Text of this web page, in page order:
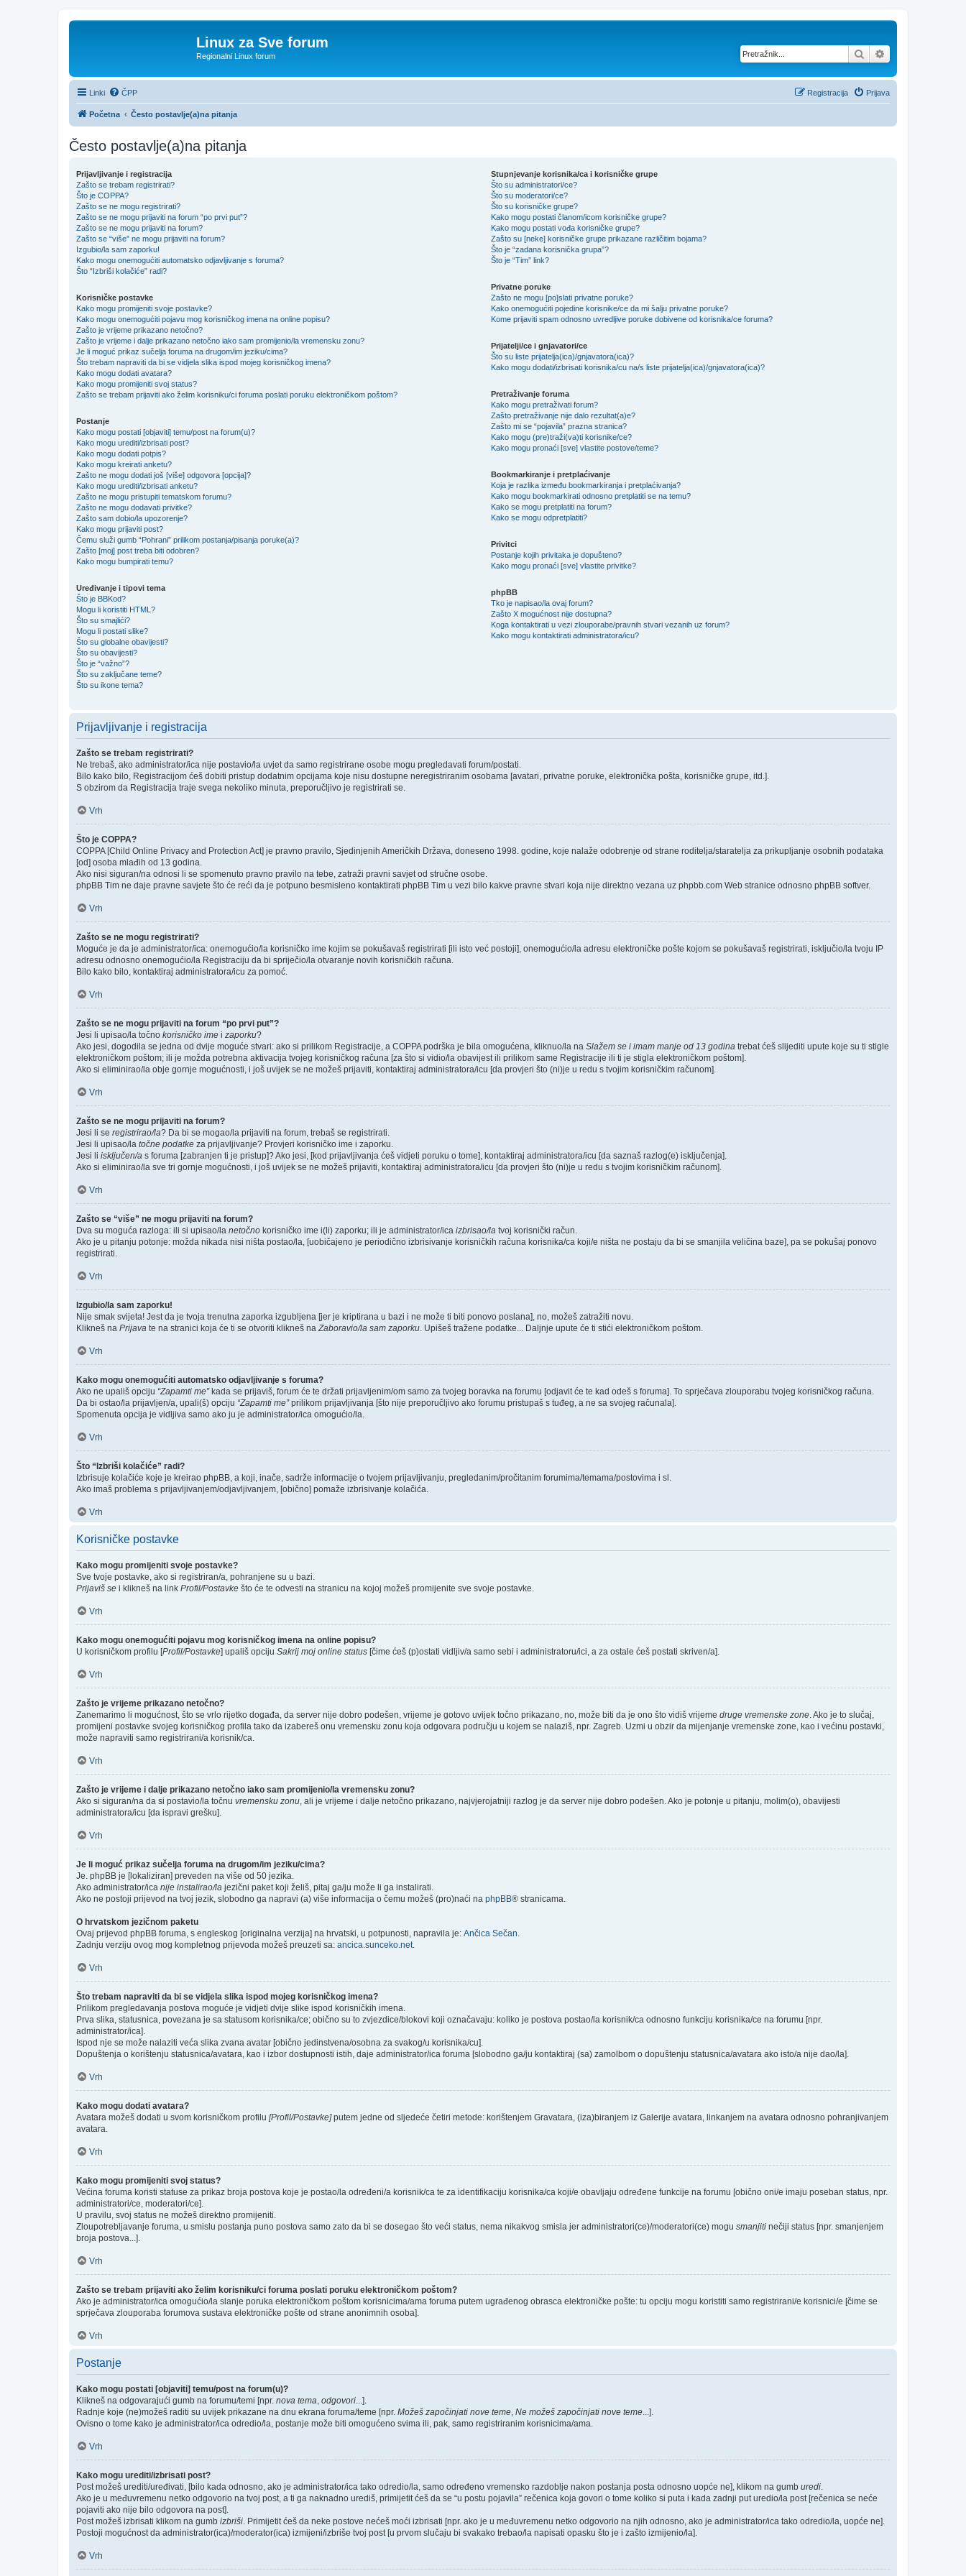
Linux za Sve forum
Regionalni Linux forum Pretražnik
Linki ČPP Prijava
Registracija
Početna Često postavlje(a)na pitanja
Često postavlje(a)na pitanja
Prijavljivanje i registracija
Zašto se trebam registrirati?
Što je COPPA?
Zašto se ne mogu registrirati?
Zašto se ne mogu prijaviti na forum “po prvi put”?
Zašto se ne mogu prijaviti na forum?
Zašto se “više” ne mogu prijaviti na forum?
Izgubio/la sam zaporku!
Kako mogu onemogućiti automatsko odjavljivanje s foruma?
Što “Izbriši kolačiće” radi?
Korisničke postavke
Kako mogu promijeniti svoje postavke?
Kako mogu onemogućiti pojavu mog korisničkog imena na online popisu?
Zašto je vrijeme prikazano netočno?
Zašto je vrijeme i dalje prikazano netočno iako sam promijenio/la vremensku zonu?
Je li moguć prikaz sučelja foruma na drugom/im jeziku/cima?
Što trebam napraviti da bi se vidjela slika ispod mojeg korisničkog imena?
Kako mogu dodati avatara?
Kako mogu promijeniti svoj status?
Zašto se trebam prijaviti ako želim korisniku/ci foruma poslati poruku elektroničkom poštom?
Postanje
Kako mogu postati [objaviti] temu/post na forum(u)?
Kako mogu urediti/izbrisati post?
Kako mogu dodati potpis?
Kako mogu kreirati anketu?
Zašto ne mogu dodati još [više] odgovora [opcija]?
Kako mogu urediti/izbrisati anketu?
Zašto ne mogu pristupiti tematskom forumu?
Zašto ne mogu dodavati privitke?
Zašto sam dobio/la upozorenje?
Kako mogu prijaviti post?
Čemu služi gumb “Pohrani” prilikom postanja/pisanja poruke(a)?
Zašto [moj] post treba biti odobren?
Kako mogu bumpirati temu?
Uređivanje i tipovi tema
Što je BBKod?
Mogu li koristiti HTML?
Što su smajlići?
Mogu li postati slike?
Što su globalne obavijesti?
Što su obavijesti?
Što je “važno”?
Što su zaključane teme?
Što su ikone tema?
Stupnjevanje korisnika/ca i korisničke grupe
Što su administratori/ce?
Što su moderatori/ce?
Što su korisničke grupe?
Kako mogu postati članom/icom korisničke grupe?
Kako mogu postati vođa korisničke grupe?
Zašto su [neke] korisničke grupe prikazane različitim bojama?
Što je “zadana korisnička grupa”?
Što je “Tim” link?
Privatne poruke
Zašto ne mogu [po]slati privatne poruke?
Kako onemogućiti pojedine korisnike/ce da mi šalju privatne poruke?
Kome prijaviti spam odnosno uvredljive poruke dobivene od korisnika/ce foruma?
Prijatelji/ce i gnjavatori/ce
Što su liste prijatelja(ica)/gnjavatora(ica)?
Kako mogu dodati/izbrisati korisnika/cu na/s liste prijatelja(ica)/gnjavatora(ica)?
Pretraživanje foruma
Kako mogu pretraživati forum?
Zašto pretraživanje nije dalo rezultat(a)e?
Zašto mi se “pojavila” prazna stranica?
Kako mogu (pre)traži(va)ti korisnike/ce?
Kako mogu pronaći [sve] vlastite postove/teme?
Bookmarkiranje i pretplaćivanje
Koja je razlika između bookmarkiranja i pretplaćivanja?
Kako mogu bookmarkirati odnosno pretplatiti se na temu?
Kako se mogu pretplatiti na forum?
Kako se mogu odpretplatiti?
Privitci
Postanje kojih privitaka je dopušteno?
Kako mogu pronaći [sve] vlastite privitke?
phpBB
Tko je napisao/la ovaj forum?
Zašto X mogućnost nije dostupna?
Koga kontaktirati u vezi zlouporabe/pravnih stvari vezanih uz forum?
Kako mogu kontaktirati administratora/icu?
Prijavljivanje i registracija
Zašto se trebam registrirati?
Ne trebaš, ako administrator/ica nije postavio/la uvjet da samo registrirane osobe mogu pregledavati forum/postati.
Bilo kako bilo, Registracijom ćeš dobiti pristup dodatnim opcijama koje nisu dostupne neregistriranim osobama [avatari, privatne poruke, elektronička pošta, korisničke grupe, itd.].
S obzirom da Registracija traje svega nekoliko minuta, preporučljivo je registrirati se.
Vrh
Što je COPPA?
COPPA [Child Online Privacy and Protection Act] je pravno pravilo, Sjedinjenih Američkih Država, doneseno 1998. godine, koje nalaže odobrenje od strane roditelja/staratelja za prikupljanje osobnih podataka
[od] osoba mlađih od 13 godina.
Ako nisi siguran/na odnosi li se spomenuto pravno pravilo na tebe, zatraži pravni savjet od stručne osobe.
phpBB Tim ne daje pravne savjete što će reći da je potpuno besmisleno kontaktirati phpBB Tim u vezi bilo kakve pravne stvari koja nije direktno vezana uz phpbb.com Web stranice odnosno phpBB softver.
Vrh
Zašto se ne mogu registrirati?
Moguće je da je administrator/ica: onemogućio/la korisničko ime kojim se pokušavaš registrirati [ili isto već postoji], onemogućio/la adresu elektroničke pošte kojom se pokušavaš registrirati, isključio/la tvoju IP
adresu odnosno onemogućio/la Registraciju da bi spriječio/la otvaranje novih korisničkih računa.
Bilo kako bilo, kontaktiraj administratora/icu za pomoć.
Vrh
Zašto se ne mogu prijaviti na forum “po prvi put”?
Jesi li upisao/la točno korisničko ime i zaporku?
Ako jesi, dogodila se jedna od dvije moguće stvari: ako si prilikom Registracije, a COPPA podrška je bila omogućena, kliknuo/la na Slažem se i imam manje od 13 godina trebat ćeš slijediti upute koje su ti stigle
elektroničkom poštom; ili je možda potrebna aktivacija tvojeg korisničkog računa [za što si vidio/la obavijest ili prilikom same Registracije ili ti je stigla elektroničkom poštom].
Ako si eliminirao/la obje gornje mogućnosti, i još uvijek se ne možeš prijaviti, kontaktiraj administratora/icu [da provjeri što (ni)je u redu s tvojim korisničkim računom].
Vrh
Zašto se ne mogu prijaviti na forum?
Jesi li se registrirao/la? Da bi se mogao/la prijaviti na forum, trebaš se registrirati.
Jesi li upisao/la točne podatke za prijavljivanje? Provjeri korisničko ime i zaporku.
Jesi li isključen/a s foruma [zabranjen ti je pristup]? Ako jesi, [kod prijavljivanja ćeš vidjeti poruku o tome], kontaktiraj administratora/icu [da saznaš razlog(e) isključenja].
Ako si eliminirao/la sve tri gornje mogućnosti, i još uvijek se ne možeš prijaviti, kontaktiraj administratora/icu [da provjeri što (ni)je u redu s tvojim korisničkim računom].
Vrh
Zašto se “više” ne mogu prijaviti na forum?
Dva su moguća razloga: ili si upisao/la netočno korisničko ime i(li) zaporku; ili je administrator/ica izbrisao/la tvoj korisnički račun.
Ako je u pitanju potonje: možda nikada nisi ništa postao/la, [uobičajeno je periodično izbrisivanje korisničkih računa korisnika/ca koji/e ništa ne postaju da bi se smanjila veličina baze], pa se pokušaj ponovo
registrirati.
Vrh
Izgubio/la sam zaporku!
Nije smak svijeta! Jest da je tvoja trenutna zaporka izgubljena [jer je kriptirana u bazi i ne može ti biti ponovo poslana], no, možeš zatražiti novu.
Klikneš na Prijava te na stranici koja će ti se otvoriti klikneš na Zaboravio/la sam zaporku . Upišeš tražene podatke... Daljnje upute će ti stići elektroničkom poštom.
Vrh
Kako mogu onemogućiti automatsko odjavljivanje s foruma?
Ako ne upališ opciju “Zapamti me”kada se prijaviš, forum će te držati prijavljenim/om samo za tvojeg boravka na forumu [odjavit će te kad odeš s foruma]. To sprječava zlouporabu tvojeg korisničkog računa.
Da bi ostao/la prijavljen/a, upali(š) opciju “Zapamti me”prilikom prijavljivanja [što nije preporučljivo ako forumu pristupaš s tuđeg, a ne sa svojeg računala].
Spomenuta opcija je vidljiva samo ako ju je administrator/ica omogućio/la.
Vrh
Što “Izbriši kolačiće” radi?
Izbrisuje kolačiće koje je kreirao phpBB, a koji, inače, sadrže informacije o tvojem prijavljivanju, pregledanim/pročitanim forumima/temama/postovima i sl.
Ako imaš problema s prijavljivanjem/odjavljivanjem, [obično] pomaže izbrisivanje kolačića.
Vrh
Korisničke postavke
Kako mogu promijeniti svoje postavke?
Sve tvoje postavke, ako si registriran/a, pohranjene su u bazi.
Prijaviš se i klikneš na link Profil/Postavke što će te odvesti na stranicu na kojoj možeš promijenite sve svoje postavke.
Vrh
Kako mogu onemogućiti pojavu mog korisničkog imena na online popisu?
U korisničkom profilu [Profil/Postavke] upališ opciju Sakrij moj online status [čime ćeš (p)ostati vidljiv/a samo sebi i administratoru/ici, a za ostale ćeš postati skriven/a].
Vrh
Zašto je vrijeme prikazano netočno?
Zanemarimo li mogućnost, što se vrlo rijetko događa, da server nije dobro podešen, vrijeme je gotovo uvijek točno prikazano, no, može biti da je ono što vidiš vrijeme druge vremenske zone . Ako je to slučaj,
promijeni postavke svojeg korisničkog profila tako da izabereš onu vremensku zonu koja odgovara području u kojem se nalaziš, npr. Zagreb. Uzmi u obzir da mijenjanje vremenske zone, kao i većinu postavki,
može napraviti samo registrirani/a korisnik/ca.
Vrh
Zašto je vrijeme i dalje prikazano netočno iako sam promijenio/la vremensku zonu?
Ako si siguran/na da si postavio/la točnu vremensku zonu , ali je vrijeme i dalje netočno prikazano, najvjerojatniji razlog je da server nije dobro podešen. Ako je potonje u pitanju, molim(o), obavijesti
administratora/icu [da ispravi grešku].
Vrh
Je li moguć prikaz sučelja foruma na drugom/im jeziku/cima?
Je. phpBB je [lokaliziran] preveden na više od 50 jezika.
Ako administrator/ica nije instalirao/la jezični paket koji želiš, pitaj ga/ju može li ga instalirati.
Ako ne postoji prijevod na tvoj jezik, slobodno ga napravi (a) više informacija o čemu možeš (pro)naći na phpBB® stranicama.
O hrvatskom jezičnom paketu
Ovaj prijevod phpBB foruma, s engleskog [originalna verzija] na hrvatski, u potpunosti, napravila je: Ančica Sečan
Zadnju verziju ovog mog kompletnog prijevoda možeš preuzeti sa: ancica.sunceko.net.
Vrh
Što trebam napraviti da bi se vidjela slika ispod mojeg korisničkog imena?
Prilikom pregledavanja postova moguće je vidjeti dvije slike ispod korisničkih imena.
Prva slika, statusnica, povezana je sa statusom korisnika/ce; obično su to zvjezdice/blokovi koji označavaju: koliko je postova postao/la korisnik/ca odnosno funkciju korisnika/ce na forumu [npr.
administrator/ica].
Ispod nje se može nalaziti veća slika zvana avatar [obično jedinstvena/osobna za svakog/u korisnika/cu].
Dopuštenja o korištenju statusnica/avatara, kao i izbor dostupnosti istih, daje administrator/ica foruma [slobodno ga/ju kontaktiraj (sa) zamolbom o dopuštenju statusnica/avatara ako isto/a nije dao/la].
Vrh
Kako mogu dodati avatara?
Avatara možeš dodati u svom korisničkom profilu [Profil/Postavke]putem jedne od sljedeće četiri metode: korištenjem Gravatara, (iza)biranjem iz Galerije avatara, linkanjem na avatara odnosno pohranjivanjem
avatara.
Vrh
Kako mogu promijeniti svoj status?
Većina foruma koristi statuse za prikaz broja postova koje je postao/la određeni/a korisnik/ca te za identifikaciju korisnika/ca koji/e obavljaju određene funkcije na forumu [obično oni/e imaju poseban status, npr.
administratori/ce, moderatori/ce].
U pravilu, svoj status ne možeš direktno promijeniti.
Zloupotrebljavanje foruma, u smislu postanja puno postova samo zato da bi se dosegao što veći status, nema nikakvog smisla jer administratori(ce)/moderatori(ce) mogu smanjiti nečiji status [npr. smanjenjem
broja postova...].
Vrh
Zašto se trebam prijaviti ako želim korisniku/ci foruma poslati poruku elektroničkom poštom?
Ako je administrator/ica omogućio/la slanje poruka elektroničkom poštom korisnicima/ama foruma putem ugrađenog obrasca elektroničke pošte: tu opciju mogu koristiti samo registrirani/e korisnici/e [čime se
sprječava zlouporaba forumova sustava elektroničke pošte od strane anonimnih osoba].
Vrh
Postanje
Kako mogu postati [objaviti] temu/post na forum(u)?
Klikneš na odgovarajući gumb na forumu/temi [npr. nova tema odgovori ...].
Radnje koje (ne)možeš raditi su uvijek prikazane na dnu ekrana foruma/teme [npr. Možeš započinjati nove teme Ne možeš započinjati nove teme ...].
Ovisno o tome kako je administrator/ica odredio/la, postanje može biti omogućeno svima ili, pak, samo registriranim korisnicima/ama.
Vrh
Kako mogu urediti/izbrisati post?
Post možeš urediti/uređivati, [bilo kada odnosno, ako je administrator/ica tako odredio/la, samo određeno vremensko razdoblje nakon postanja posta odnosno uopće ne], klikom na gumb uredi
Ako je u međuvremenu netko odgovorio na tvoj post, a ti ga naknadno urediš, primijetit ćeš da se “u postu pojavila” rečenica koja govori o tome koliko si puta i kada zadnji put uredio/la post [rečenica se neće
pojaviti ako nije bilo odgovora na post].
Post možeš izbrisati klikom na gumb izbriši . Primijetit ćeš da neke postove nećeš moći izbrisati [npr. ako je u međuvremenu netko odgovorio na njih odnosno, ako je administrator/ica tako odredio/la, uopće ne].
Postoji mogućnost da administrator(ica)/moderator(ica) izmijeni/izbriše tvoj post [u prvom slučaju bi svakako trebao/la napisati opasku što je i zašto izmijenio/la].
Vrh